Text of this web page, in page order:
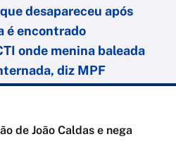
desapareceu após
é encontrado
onde menina baleada
diz MPF
de João Caldas e nega